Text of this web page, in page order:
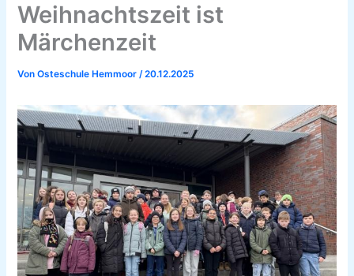
Weihnachtszeit ist
Märchenzeit
VonOsteschule Hemmoor/20.12.2025